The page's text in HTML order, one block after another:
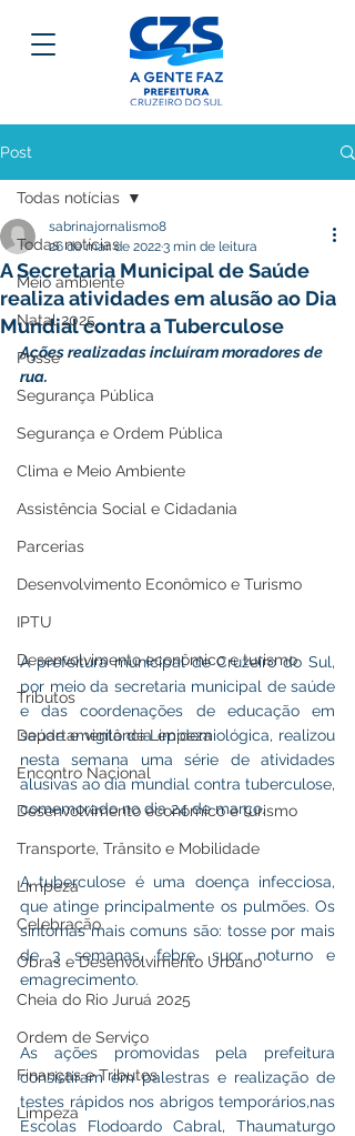
Post
Todas notícias
Meio ambiente
Natal 2025
Posse
Segurança Pública
Segurança e Ordem Pública
Clima e Meio Ambiente
Assistência Social e Cidadania
Parcerias
Desenvolvimento Econômico e Turismo
IPTU
Desenvolvimento econômico e turismo
Tributos
Departamento de Limpeza
Encontro Nacional
Desenvolvimento econômico e turismo
Transporte, Trânsito e Mobilidade
Limpeza
Celebração
Obras e Desenvolvimento Urbano
Cheia do Rio Juruá 2025
Ordem de Serviço
Finanças e Tributos
Limpeza
Todas notícias
A Secretaria Municipal de Saúde
realiza atividades em alusão ao Dia
Mundial contra a Tuberculose
sabrinajornalismo8
26 de mar. de 20223 min de leitura
Ações realizadas incluíram moradores de
rua.
A prefeitura municipal de Cruzeiro do Sul,
por meio da secretaria municipal de saúde
e das coordenações de educação em
saúde e vigilância epidemiológica, realizou
nesta semana uma série de atividades
alusivas ao dia mundial contra tuberculose,
comemorado no dia 24 de março.
A tuberculose é uma doença infecciosa,
que atinge principalmente os pulmões. Os
sintomas mais comuns são: tosse por mais
de 3 semanas, febre, suor noturno e
emagrecimento.
As ações promovidas pela prefeitura
consistiram em palestras e realização de
testes rápidos nos abrigos temporários,nas
Escolas Flodoardo Cabral, Thaumaturgo